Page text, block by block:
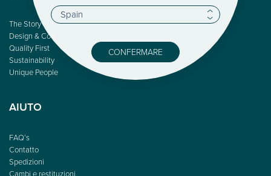
The Story
Design & Color
Quality First
Sustainability
Unique People
AIUTO
FAQ’s
Contatto
Spedizioni
Cambi e restituzioni
CONFERMARE